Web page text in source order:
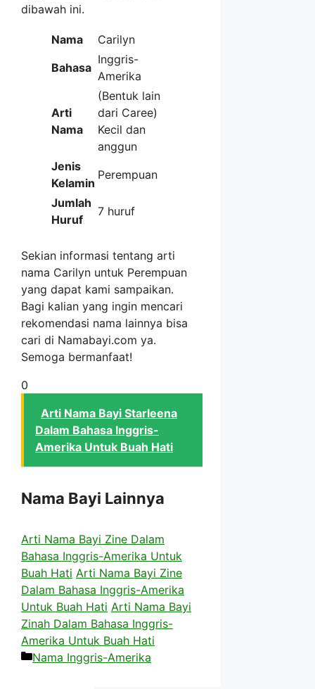
dibawah ini.
Nama
Carilyn
Bahasa
Inggris-
Amerika
Arti
Nama
(Bentuk lain
dari Caree)
Kecil dan
anggun
Jenis
Kelamin
Perempuan
Jumlah
Huruf
7 huruf
Sekian informasi tentang arti
nama Carilyn untuk Perempuan
yang dapat kami sampaikan.
Bagi kalian yang ingin mencari
rekomendasi nama lainnya bisa
cari di Namabayi.com ya.
Semoga bermanfaat!
0
Arti Nama Bayi Starleena
Dalam Bahasa Inggris-
Amerika Untuk Buah Hati
Nama Bayi Lainnya
Arti Nama Bayi Zine Dalam
Bahasa Inggris-Amerika Untuk
Buah Hati Arti Nama Bayi Zine
Dalam Bahasa Inggris-Amerika
Untuk Buah Hati Arti Nama Bayi
Zinah Dalam Bahasa Inggris-
Amerika Untuk Buah Hati
Kategori
Nama Inggris-Amerika